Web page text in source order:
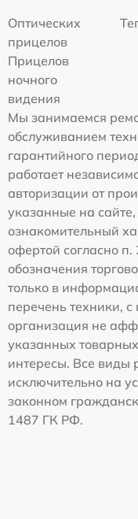
Оптических
прицелов
Прицелов
ночного
видения
Мы занимаемся
обслуживанием
гарантийного
работает
авторизации от
указанные на
ознакомительный
офертой согласно
обозначения
только в
перечень техники,
организация не
указанных
интересы. Все виды
исключительно на
законном
1487 ГК РФ.